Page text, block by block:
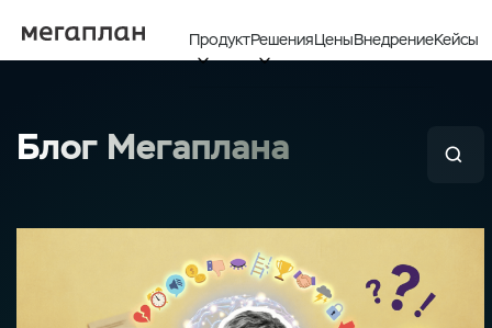
Продукт

Решения

ЦеныВнедрениеКейсы
Блог Мегаплана 